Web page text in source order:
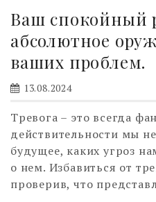
Ваш спокойный
абсолютное
ваших проблем.
13.08.2024
Тревога – это всегда
действительности мы
будущее, каких угроз
о нем. Избавиться от
проверив, что